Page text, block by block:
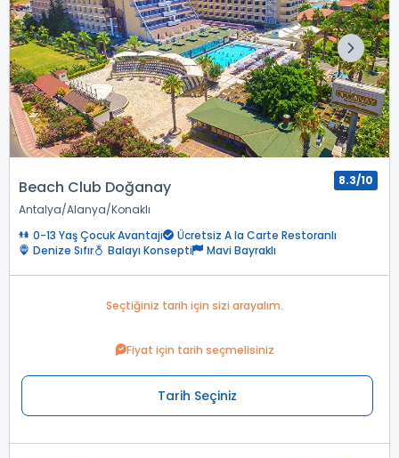
Beach Club Doğanay
Antalya Alanya Konaklı
8.3/10
0-13 Yaş Çocuk Avantajı
Ücretsiz A la Carte Restoranlı
Denize Sıfır
Balayı Konsepti Mavi Bayraklı
Seçtiğiniz tarih için sizi arayalım.
Fiyat için tarih seçmelisiniz
Tarih Seçiniz